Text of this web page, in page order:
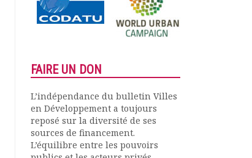
FAIRE UN DON
L’indépendance du bulletin Villes
en Développement a toujours
reposé sur la diversité de ses
sources de financement.
L’équilibre entre les pouvoirs